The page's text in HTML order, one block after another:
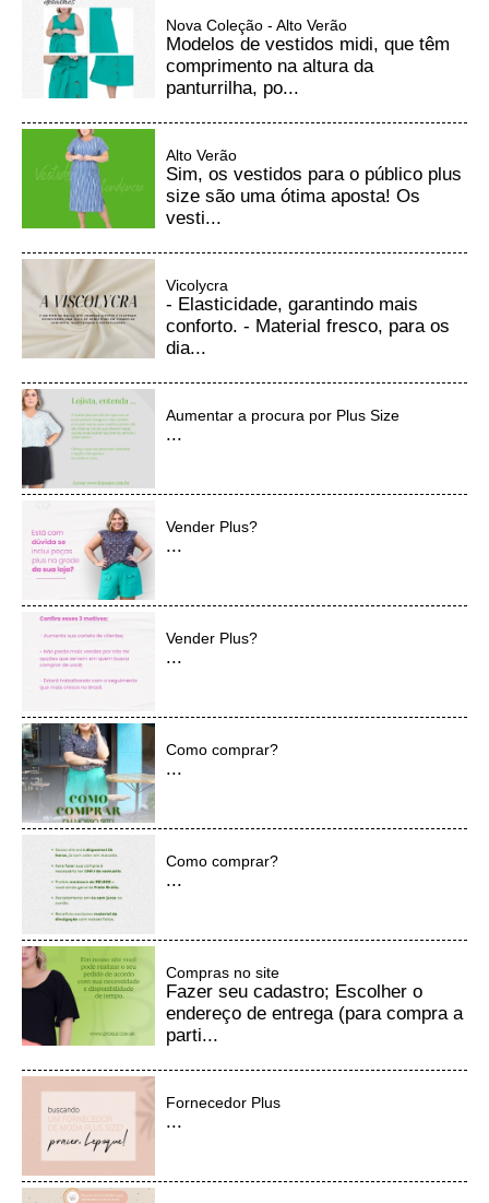
Nova Coleção - Alto Verão
Modelos de vestidos midi, que têm
comprimento na altura da
panturrilha, po...
Alto Verão
Sim, os vestidos para o público plus
size são uma ótima aposta! Os
vesti...
Vicolycra
- Elasticidade, garantindo mais
conforto. - Material fresco, para os
dia...
Aumentar a procura por Plus Size
...
Vender Plus?
...
Vender Plus?
...
Como comprar?
...
Como comprar?
...
Compras no site
Fazer seu cadastro; Escolher o
endereço de entrega (para compra a
parti...
Fornecedor Plus
...